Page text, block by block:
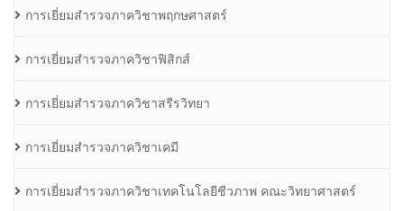
การเยี่ยมสำรวจภาควิชาพฤกษศาสตร์
การเยี่ยมสำรวจภาควิชาฟิสิกส์
การเยี่ยมสำรวจภาควิชาสรีรวิทยา
การเยี่ยมสำรวจภาควิชาเคมี
การเยี่ยมสำรวจภาควิชาเทคโนโลยีชีวภาพ คณะวิทยาศาสตร์